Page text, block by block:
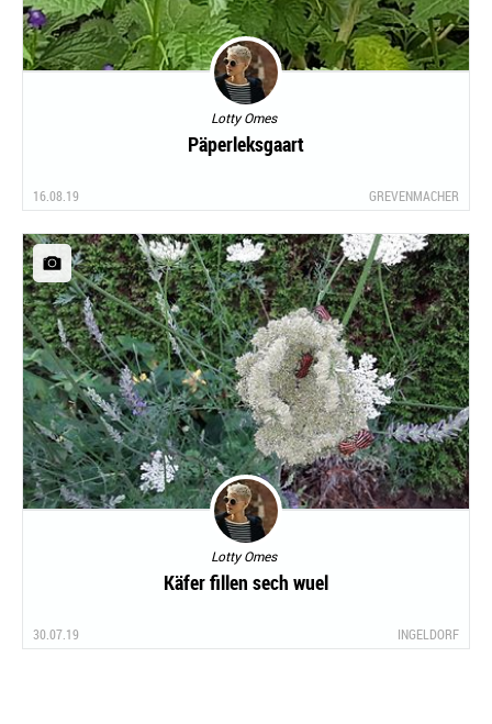
Lotty Omes
Päperleksgaart
16.08.19 GREVENMACHER
Lotty Omes
Käfer fillen sech wuel
30.07.19 INGELDORF